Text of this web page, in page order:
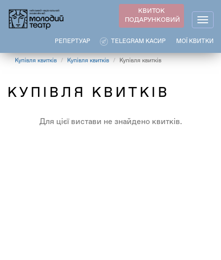
основного
КВИТОК
ПОДАРУНКОВИЙ
МОЇ КВИТКИ
TELEGRAM КАСИР
РЕПЕРТУАР
Купівля квитків Купівля квитків Купівля квитків
КУПІВЛЯ КВИТКІВ
Для цієї вистави не знайдено квитків.